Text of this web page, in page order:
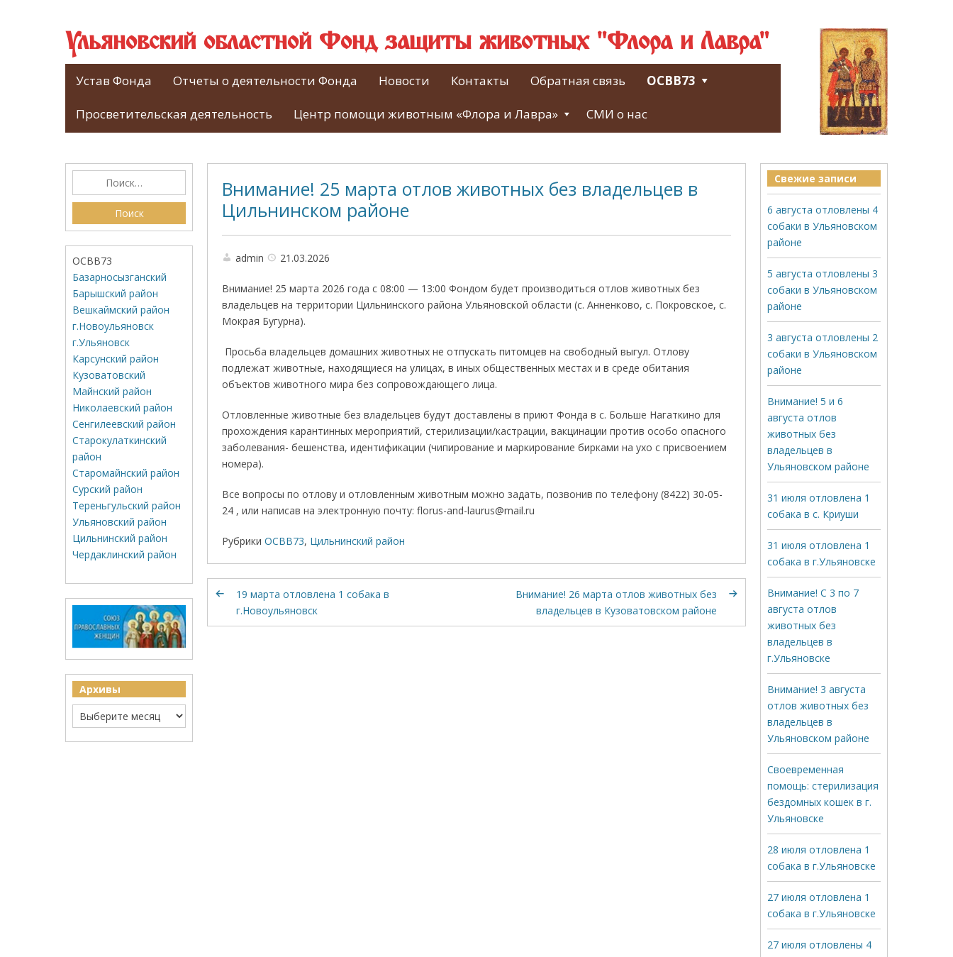
Ульяновский областной Фонд защиты животных "Флора и Лавра"
Устав Фонда Отчеты о деятельности Фонда Новости Контакты Обратная связь ОСВВ73
Просветительская деятельность Центр помощи животным «Флора и Лавра» СМИ о нас
Внимание! 25 марта отлов животных без владельцев в
Цильнинском районе
admin 21.03.2026
Внимание! 25 марта 2026 года с 08:00 — 13:00 Фондом будет производиться отлов животных без
владельцев на территории Цильнинского района Ульяновской области (с. Анненково, с. Покровское, с.
Мокрая Бугурна).
Просьба владельцев домашних животных не отпускать питомцев на свободный выгул. Отлову
подлежат животные, находящиеся на улицах, в иных общественных местах и в среде обитания
объектов животного мира без сопровождающего лица.
Отловленные животные без владельцев будут доставлены в приют Фонда в с. Больше Нагаткино для
прохождения карантинных мероприятий, стерилизации/кастрации, вакцинации против особо опасного
заболевания- бешенства, идентификации (чипирование и маркирование бирками на ухо с присвоением
номера).
Все вопросы по отлову и отловленным животным можно задать, позвонив по телефону (8422) 30-05-
24 , или написав на электронную почту: florus-and-laurus@mail.ru
Рубрики ОСВВ73, Цильнинский район
19 марта отловлена 1 собака в
г.Новоульяновск
Внимание! 26 марта отлов животных без
владельцев в Кузоватовском районе
ОСВВ73
Базарносызганский
Барышский район
Вешкаймский район
г.Новоульяновск
г.Ульяновск
Карсунский район
Кузоватовский
Майнский район
Николаевский район
Сенгилеевский район
Старокулаткинский
район
Старомайнский район
Сурский район
Тереньгульский район
Ульяновский район
Цильнинский район
Чердаклинский район
Архивы
Свежие записи
6 августа отловлены 4
собаки в Ульяновском
районе
5 августа отловлены 3
собаки в Ульяновском
районе
3 августа отловлены 2
собаки в Ульяновском
районе
Внимание! 5 и 6
августа отлов
животных без
владельцев в
Ульяновском районе
31 июля отловлена 1
собака в с. Криуши
31 июля отловлена 1
собака в г.Ульяновске
Внимание! С 3 по 7
августа отлов
животных без
владельцев в
г.Ульяновске
Внимание! 3 августа
отлов животных без
владельцев в
Ульяновском районе
Своевременная
помощь: стерилизация
бездомных кошек в г.
Ульяновске
28 июля отловлена 1
собака в г.Ульяновске
27 июля отловлена 1
собака в г.Ульяновске
27 июля отловлены 4